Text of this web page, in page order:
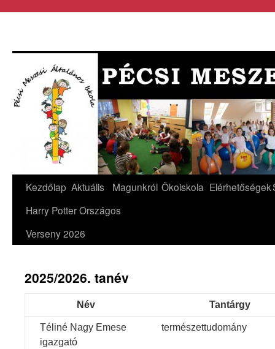
Kezdőlap Aktuális Magunkról Ökoiskola Elérhetőségek
Harry Potter Országos
Verseny 2026
2025/2026. tanév
Név Tantárgy
Téliné Nagy Emese
igazgató
természettudomány